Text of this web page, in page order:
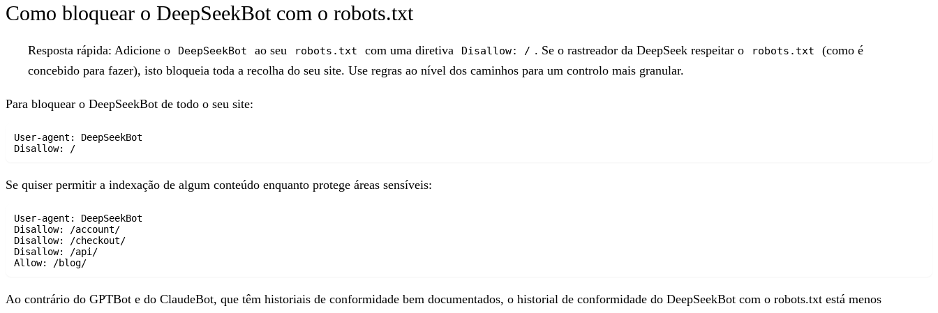
Como bloquear o DeepSeekBot com o robots.txt
Resposta rápida: Adicione o DeepSeekBot ao seu robots.txt com uma diretiva Disallow: / . Se o rastreador da DeepSeek respeitar o robots.txt
(como é
concebido para fazer), isto bloqueia toda a recolha do seu site. Use regras ao nível dos caminhos para um controlo mais granular.
Para bloquear o DeepSeekBot de todo o seu site:
User-agent: DeepSeekBot
Se quiser permitir a indexação de algum conteúdo enquanto protege áreas sensíveis:
User-agent: DeepSeekBot
Disallow: /account/
Disallow: /checkout/
Disallow: /api/
Ao contrário do GPTBot e do ClaudeBot, que têm historiais de conformidade bem documentados, o historial de conformidade do DeepSeekBot com o robots.txt está menos